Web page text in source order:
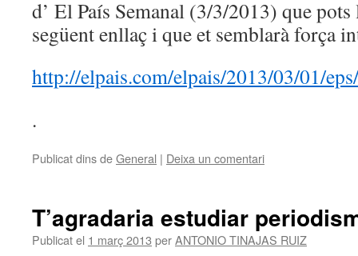
d’ El País Semanal (3/3/2013) que
següent enllaç i que et semblarà força
http://elpais.com/elpais/2013/03/01/
.
Publicat dins deGeneral | Deixa un comentari
T’agradaria estudiar
Publicat el 1 març 2013 perANTONIO TINAJAS RUIZ